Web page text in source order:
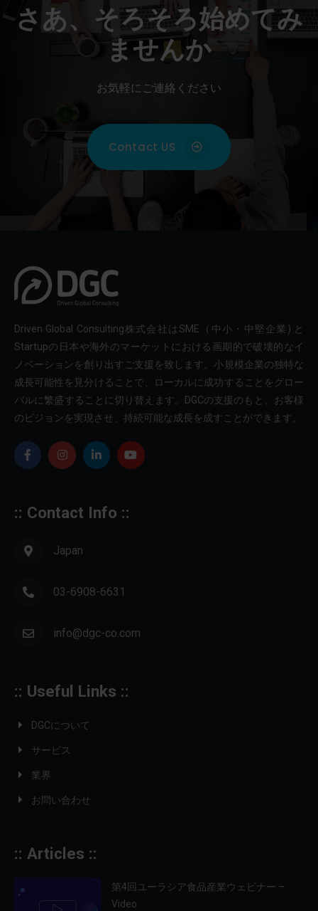
さあ、そろそろ始めてみ
ませんか
お気軽にご連絡ください
Contact US
Driven Global Consulting株式会社はSME（中小・中堅企業) と
Startupの日本や海外のマーケットにおける画期的で破壊的なイ
ノベーションを創り出すご支援を致します。小規模企業の独特な
成長可能性を見分けることで、ローカルに成功することをグロー
バルに繁盛することに切り替えます。DGCの支援のもと、お客様
のビジョンを実現させ、持続可能な成長を成すことができます。
:: Contact Info ::
Japan
03-6908-6631
info@dgc-co.com
:: Useful Links ::
DGCについて
サービス
業界
お問い合わせ
:: Articles ::
第4回ユーラシア食品産業ウェビナー –
Video